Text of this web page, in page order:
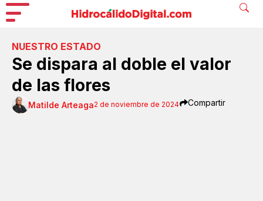
NUESTRO ESTADO
Se dispara al doble el valor
de las flores
Matilde Arteaga2 de noviembre de 2024 Compartir